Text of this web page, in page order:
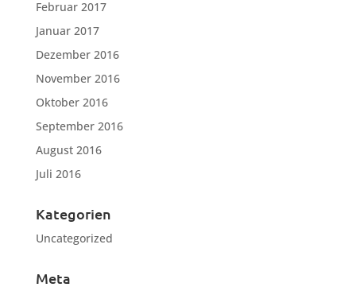
Februar 2017
Januar 2017
Dezember 2016
November 2016
Oktober 2016
September 2016
August 2016
Juli 2016
Kategorien
Uncategorized
Meta